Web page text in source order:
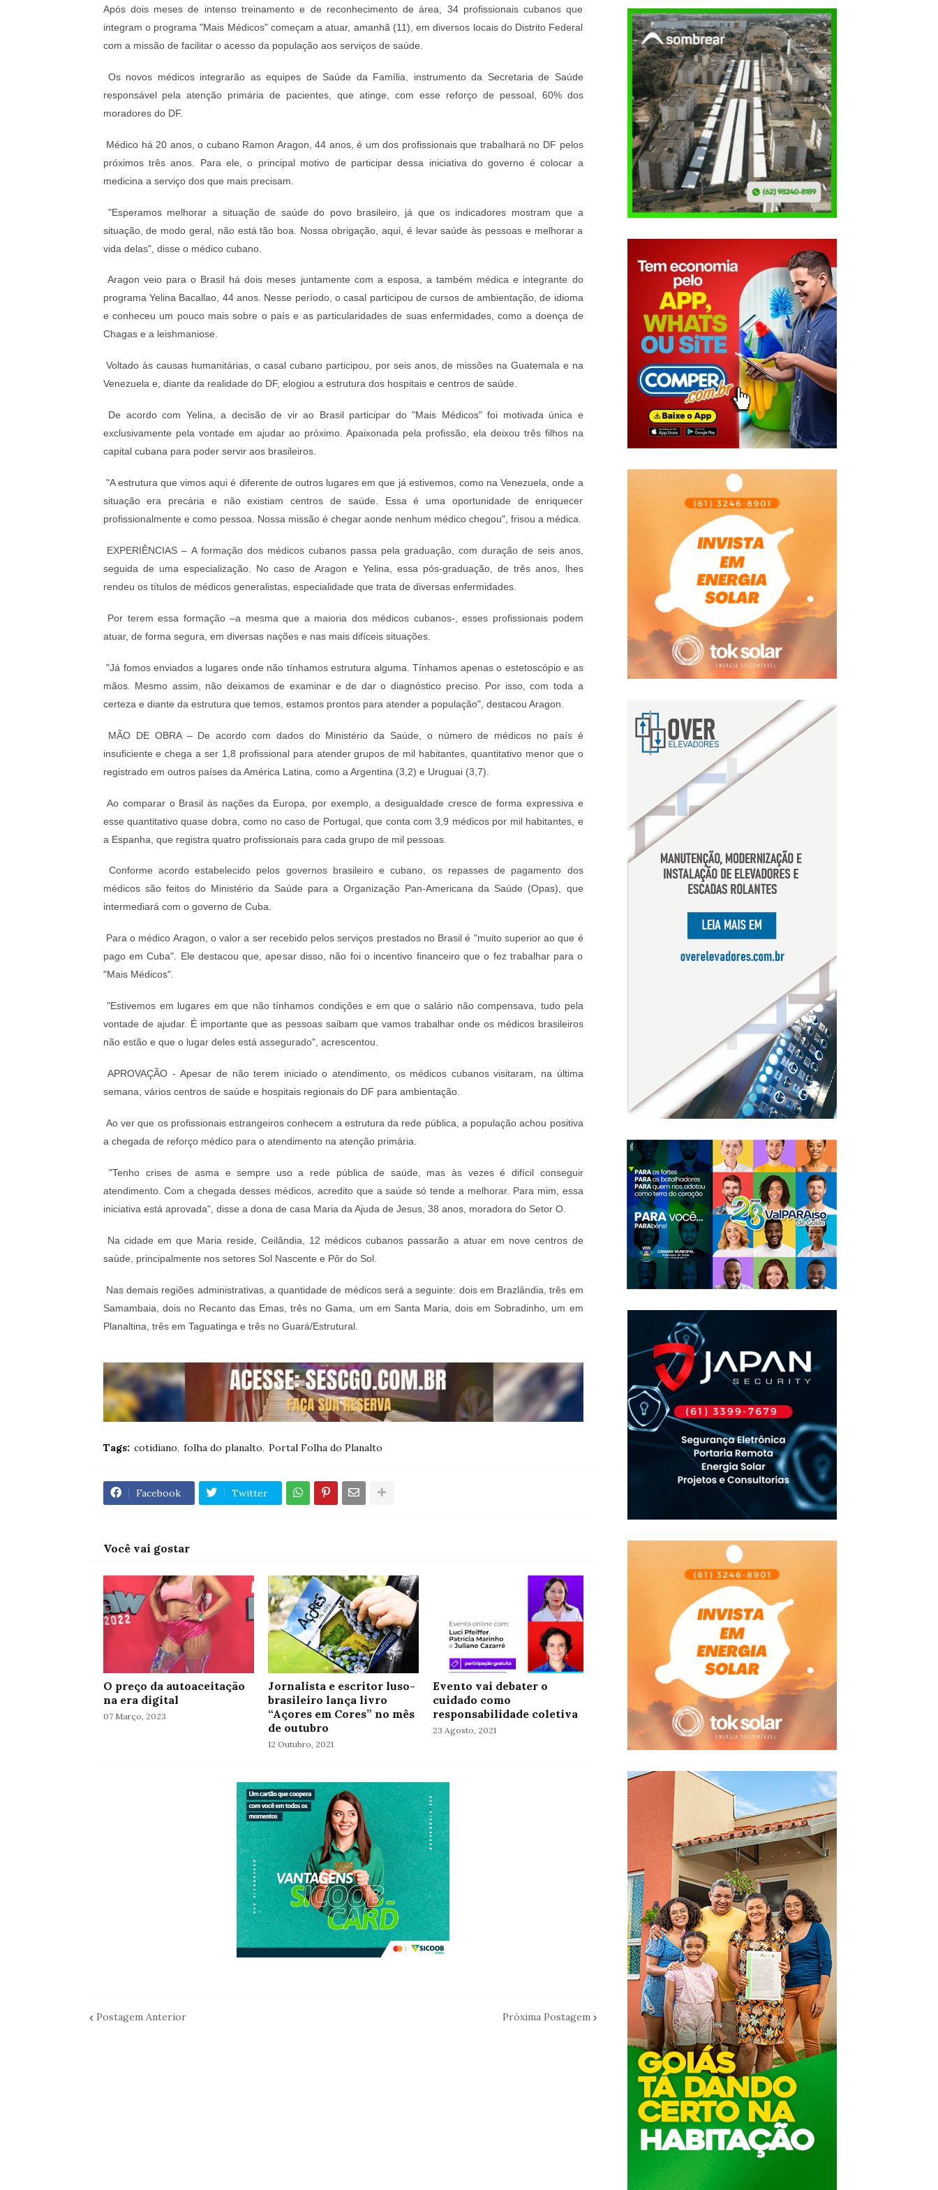
Após dois meses de intenso treinamento e de reconhecimento de área, 34 profissionais cubanos que
integram o programa "Mais Médicos" começam a atuar, amanhã (11), em diversos locais do Distrito Federal
com a missão de facilitar o acesso da população aos serviços de saúde.
Os novos médicos integrarão as equipes de Saúde da Família, instrumento da Secretaria de Saúde
responsável pela atenção primária de pacientes, que atinge, com esse reforço de pessoal, 60% dos
moradores do DF.
Médico há 20 anos, o cubano Ramon Aragon, 44 anos, é um dos profissionais que trabalhará no DF pelos
próximos três anos. Para ele, o principal motivo de participar dessa iniciativa do governo é colocar a
medicina a serviço dos que mais precisam.
"Esperamos melhorar a situação de saúde do povo brasileiro, já que os indicadores mostram que a
situação, de modo geral, não está tão boa. Nossa obrigação, aqui, é levar saúde às pessoas e melhorar a
vida delas", disse o médico cubano.
Aragon veio para o Brasil há dois meses juntamente com a esposa, a também médica e integrante do
programa Yelina Bacallao, 44 anos. Nesse período, o casal participou de cursos de ambientação, de idioma
e conheceu um pouco mais sobre o país e as particularidades de suas enfermidades, como a doença de
Chagas e a leishmaniose.
Voltado às causas humanitárias, o casal cubano participou, por seis anos, de missões na Guatemala e na
Venezuela e, diante da realidade do DF, elogiou a estrutura dos hospitais e centros de saúde.
De acordo com Yelina, a decisão de vir ao Brasil participar do "Mais Médicos" foi motivada única e
exclusivamente pela vontade em ajudar ao próximo. Apaixonada pela profissão, ela deixou três filhos na
capital cubana para poder servir aos brasileiros.
"A estrutura que vimos aqui é diferente de outros lugares em que já estivemos, como na Venezuela, onde a
situação era precária e não existiam centros de saúde. Essa é uma oportunidade de enriquecer
profissionalmente e como pessoa. Nossa missão é chegar aonde nenhum médico chegou", frisou a médica.
EXPERIÊNCIAS – A formação dos médicos cubanos passa pela graduação, com duração de seis anos,
seguida de uma especialização. No caso de Aragon e Yelina, essa pós-graduação, de três anos, lhes
rendeu os títulos de médicos generalistas, especialidade que trata de diversas enfermidades.
Por terem essa formação –a mesma que a maioria dos médicos cubanos-, esses profissionais podem
atuar, de forma segura, em diversas nações e nas mais difíceis situações.
"Já fomos enviados a lugares onde não tínhamos estrutura alguma. Tínhamos apenas o estetoscópio e as
mãos. Mesmo assim, não deixamos de examinar e de dar o diagnóstico preciso. Por isso, com toda a
certeza e diante da estrutura que temos, estamos prontos para atender a população", destacou Aragon.
MÃO DE OBRA –De acordo com dados do Ministério da Saúde, o número de médicos no país é
insuficiente e chega a ser 1,8 profissional para atender grupos de mil habitantes, quantitativo menor que o
registrado em outros países da América Latina, como a Argentina (3,2) e Uruguai (3,7).
Ao comparar o Brasil às nações da Europa, por exemplo, a desigualdade cresce de forma expressiva e
esse quantitativo quase dobra, como no caso de Portugal, que conta com 3,9 médicos por mil habitantes, e
a Espanha, que registra quatro profissionais para cada grupo de mil pessoas.
Conforme acordo estabelecido pelos governos brasileiro e cubano, os repasses de pagamento dos
médicos são feitos do Ministério da Saúde para a Organização Pan-Americana da Saúde (Opas), que
intermediará com o governo de Cuba.
Para o médico Aragon, o valor a ser recebido pelos serviços prestados no Brasil é "muito superior ao que é
pago em Cuba". Ele destacou que, apesar disso, não foi o incentivo financeiro que o fez trabalhar para o
"Mais Médicos".
"Estivemos em lugares em que não tínhamos condições e em que o salário não compensava, tudo pela
vontade de ajudar. É importante que as pessoas saibam que vamos trabalhar onde os médicos brasileiros
não estão e que o lugar deles está assegurado", acrescentou.
APROVAÇÃO - Apesar de não terem iniciado o atendimento, os médicos cubanos visitaram, na última
semana, vários centros de saúde e hospitais regionais do DF para ambientação.
Ao ver que os profissionais estrangeiros conhecem a estrutura da rede pública, a população achou positiva
a chegada de reforço médico para o atendimento na atenção primária.
"Tenho crises de asma e sempre uso a rede pública de saúde, mas às vezes é difícil conseguir
atendimento. Com a chegada desses médicos, acredito que a saúde só tende a melhorar. Para mim, essa
iniciativa está aprovada", disse a dona de casa Maria da Ajuda de Jesus, 38 anos, moradora do Setor O.
Na cidade em que Maria reside, Ceilândia, 12 médicos cubanos passarão a atuar em nove centros de
saúde, principalmente nos setores Sol Nascente e Pôr do Sol.
Nas demais regiões administrativas, a quantidade de médicos será a seguinte: dois em Brazlândia, três em
Samambaia, dois no Recanto das Emas, três no Gama, um em Santa Maria, dois em Sobradinho, um em
Planaltina, três em Taguatinga e três no Guará/Estrutural.
Tags: cotidiano folha do planalto Portal Folha do Planalto
Facebook Twitter
Você vai gostar
O preço da autoaceitação
na era digital
07 Março, 2023
Jornalista e escritor luso-
brasileiro lança livro
“Açores em Cores” no mês
de outubro
12 Outubro, 2021
Evento vai debater o
cuidado como
responsabilidade coletiva
23 Agosto, 2021
Postagem Anterior Próxima Postagem